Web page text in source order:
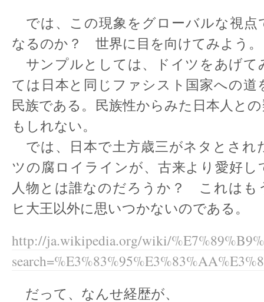
では、この現象をグローバルな視点
なるのか？ 世界に目を向けてみよう。
サンプルとしては、ドイツをあげて
ては日本と同じファシスト国家への道
民族である。民族性からみた日本人と
もしれない。
では、日本で土方歳三がネタとされ
ツの腐ロイラインが、古来より愛好し
人物とは誰なのだろうか？ これはも
ヒ大王以外に思いつかないのである。
http://ja.wikipedia.org/wiki/
だって、なんせ経歴が、